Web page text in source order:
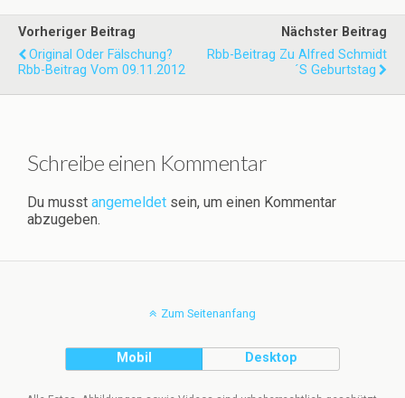
Vorheriger Beitrag
Original Oder Fälschung?
Rbb-Beitrag Vom 09.11.2012
Nächster Beitrag
Rbb-Beitrag Zu Alfred Schmidt
´s Geburtstag
Schreibe einen Kommentar
Du musst angemeldet sein, um einen Kommentar
abzugeben.
Zum Seitenanfang
Mobil Desktop